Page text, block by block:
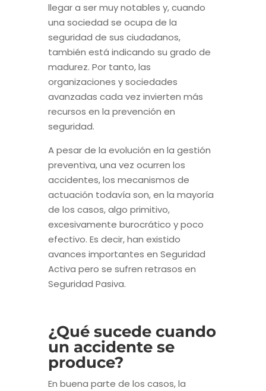
llegar a ser muy notables y, cuando
una sociedad se ocupa de la
seguridad de sus ciudadanos,
también está indicando su grado de
madurez. Por tanto, las
organizaciones y sociedades
avanzadas cada vez invierten más
recursos en la prevención en
seguridad.
A pesar de la evolución en la gestión
preventiva, una vez ocurren los
accidentes, los mecanismos de
actuación todavía son, en la mayoría
de los casos, algo primitivo,
excesivamente burocrático y poco
efectivo. Es decir, han existido
avances importantes en Seguridad
Activa pero se sufren retrasos en
Seguridad Pasiva.
¿Qué sucede cuando
un accidente se
produce?
En buena parte de los casos, la